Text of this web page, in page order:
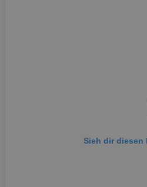
Sieh dir diesen